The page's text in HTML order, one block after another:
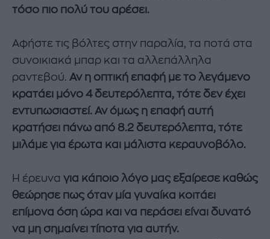
τόσο πιο πολύ του αρέσει.
Αφήστε τις βόλτες στην παραλία, τα ποτά στα
συνοικιακά μπαρ και τα αλλεπάλληλα
ραντεβού. Αν η οπτική επαφή με το λεγάμενο
κρατάει μόνο 4 δευτερόλεπτα, τότε δεν έχει
εντυπωσιαστεί. Αν όμως η επαφή αυτή
κρατήσει πάνω από 8.2 δευτερόλεπτα, τότε
μιλάμε για έρωτα και μάλιστα κεραυνοβόλο.
Η έρευνα για κάποιο λόγο μας εξαίρεσε καθώς
θεώρησε πως όταν μία γυναίκα κοιτάει
επίμονα όση ώρα και να περάσει είναι δυνατό
να μη σημαίνει τίποτα για αυτήν.